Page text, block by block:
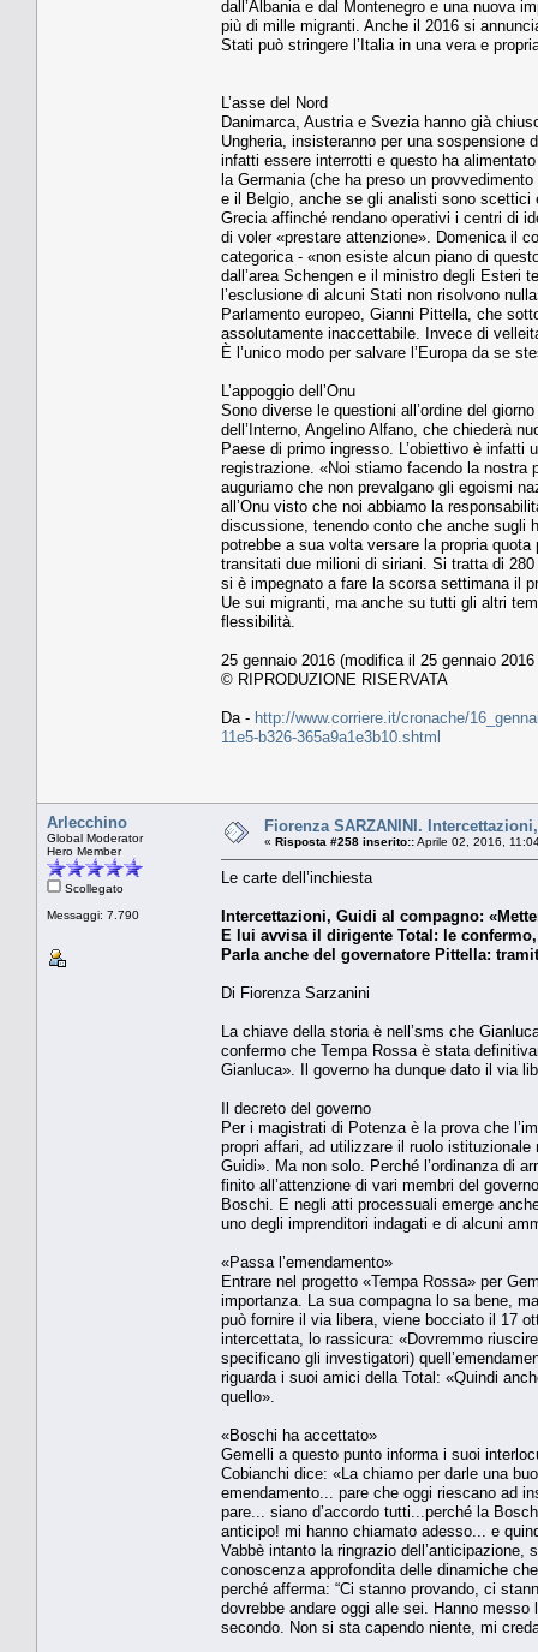
dall’Albania e dal Montenegro e una nuova
più di mille migranti. Anche il 2016 si
Stati può stringere l’Italia in una vera e
L’asse del Nord
Danimarca, Austria e Svezia hanno già
Ungheria, insisteranno per una sospensione
infatti essere interrotti e questo ha
la Germania (che ha preso un
e il Belgio, anche se gli analisti sono
Grecia affinché rendano operativi i centri di
di voler «prestare attenzione». Domenica il
categorica - «non esiste alcun piano di
dall’area Schengen e il ministro degli Esteri
l’esclusione di alcuni Stati non risolvono
Parlamento europeo, Gianni Pittella, che
assolutamente inaccettabile. Invece di
È l’unico modo per salvare l’Europa da se
L’appoggio dell’Onu
Sono diverse le questioni all’ordine del
dell’Interno, Angelino Alfano, che chiederà
Paese di primo ingresso. L’obiettivo è infatti
registrazione. «Noi stiamo facendo la nostra
auguriamo che non prevalgano gli egoismi
all’Onu visto che noi abbiamo la
discussione, tenendo conto che anche sugli
potrebbe a sua volta versare la propria
transitati due milioni di siriani. Si tratta di
si è impegnato a fare la scorsa settimana il
Ue sui migranti, ma anche su tutti gli altri
flessibilità.
25 gennaio 2016 (modifica il 25 gennaio
© RIPRODUZIONE RISERVATA
Da - http://www.corriere.it/cronache/
11e5-b326-365a9a1e3b10.shtml
Arlecchino
Global Moderator
Hero Member
Scollegato
Messaggi: 7.790
Fiorenza SARZANINI.
« Risposta #258 inserito::Aprile 02, 2016,
Le carte dell’inchiesta
Intercettazioni, Guidi al compagno:
E lui avvisa il dirigente Total: le
Parla anche del governatore Pittella:
Di Fiorenza Sarzanini
La chiave della storia è nell’sms che
confermo che Tempa Rossa è stata
Gianluca». Il governo ha dunque dato il via
Il decreto del governo
Per i magistrati di Potenza è la prova che
propri affari, ad utilizzare il ruolo
Guidi». Ma non solo. Perché l’ordinanza di
finito all’attenzione di vari membri del
Boschi. E negli atti processuali emerge
uno degli imprenditori indagati e di alcuni
«Passa l’emendamento»
Entrare nel progetto «Tempa Rossa» per
importanza. La sua compagna lo sa bene,
può fornire il via libera, viene bocciato il 17
intercettata, lo rassicura: «Dovremmo
specificano gli investigatori)
riguarda i suoi amici della Total: «Quindi
quello».
«Boschi ha accettato»
Gemelli a questo punto informa i suoi
Cobianchi dice: «La chiamo per darle una
emendamento... pare che oggi riescano ad
pare... siano d’accordo tutti...perché la
anticipo! mi hanno chiamato adesso... e
Vabbè intanto la ringrazio
conoscenza approfondita delle dinamiche
perché afferma: “Ci stanno provando, ci
dovrebbe andare oggi alle sei. Hanno
secondo. Non si sta capendo niente, mi